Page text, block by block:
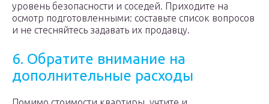
уровень безопасности и соседей. Приходите на
осмотр подготовленными: составьте список вопросов
и не стесняйтесь задавать их продавцу.
6. Обратите внимание на
дополнительные расходы